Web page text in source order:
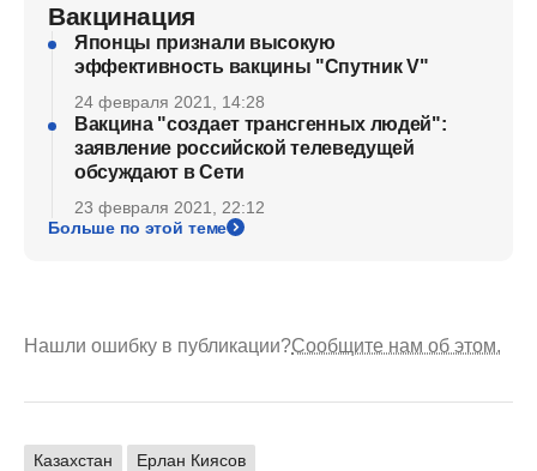
Вакцинация
Японцы признали высокую
эффективность вакцины "Спутник V"
24 февраля 2021, 14:28
Вакцина "создает трансгенных людей":
заявление российской телеведущей
обсуждают в Сети
23 февраля 2021, 22:12
Больше по этой теме
Нашли ошибку в публикации?Сообщите нам об этом.
Казахстан Ерлан Киясов